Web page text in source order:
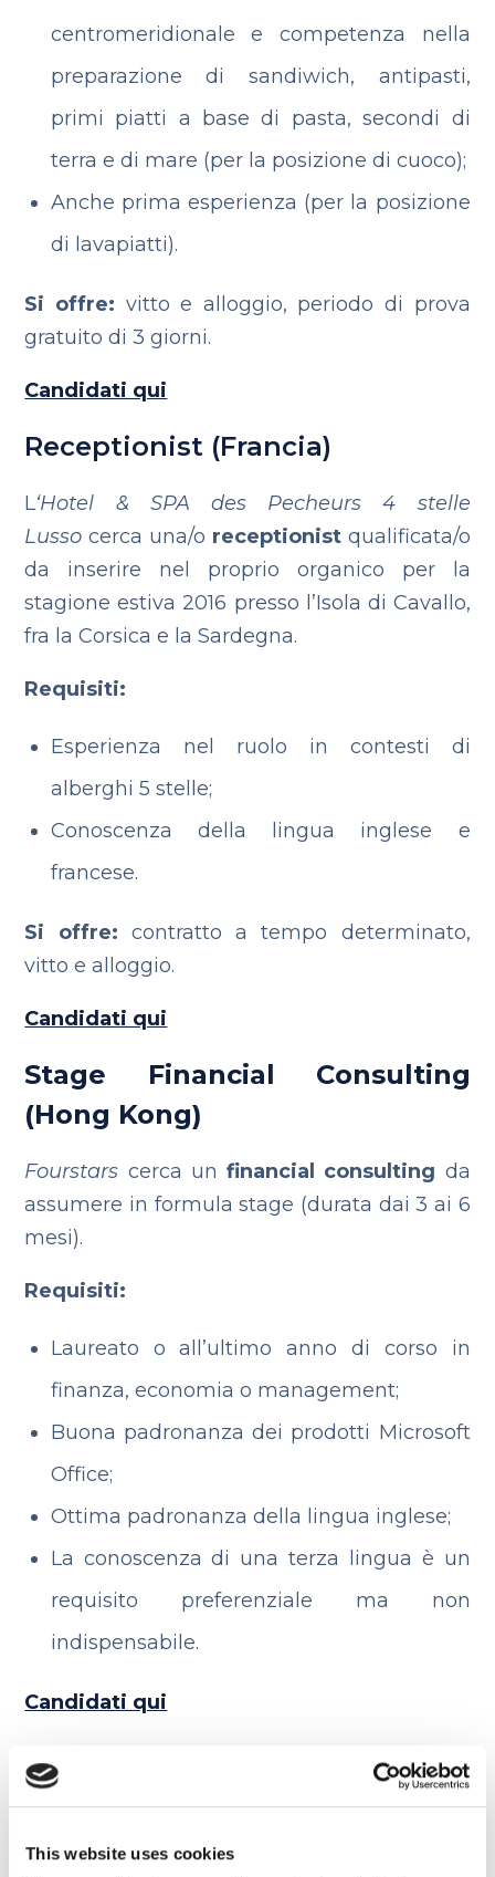
This website uses cookies
centromeridionale e competenza nella
preparazione di sandiwich, antipasti,
primi piatti a base di pasta, secondi di
terra e di mare (per la posizione di cuoco);
Anche prima esperienza (per la posizione
di lavapiatti).
Si offre: vitto e alloggio, periodo di prova
gratuito di 3 giorni.
Candidati qui
Receptionist (Francia)
L‘Hotel & SPA des Pecheurs 4 stelle
Lusso cerca una/o receptionist qualificata/o
da inserire nel proprio organico per la
stagione estiva 2016 presso l’Isola di Cavallo,
fra la Corsica e la Sardegna.
Requisiti:
Esperienza nel ruolo in contesti di
alberghi 5 stelle;
Conoscenza della lingua inglese e
francese.
Si offre: contratto a tempo determinato,
vitto e alloggio.
Candidati qui
Stage Financial Consulting
(Hong Kong)
Fourstars cerca unfinancial consulting da
assumere in formula stage (durata dai 3 ai 6
mesi).
Requisiti:
Laureato o all’ultimo anno di corso in
finanza, economia o management;
Buona padronanza dei prodotti Microsoft
Office;
Ottima padronanza della lingua inglese;
La conoscenza di una terza lingua è un
requisito preferenziale ma non
indispensabile.
Candidati qui
11 FEBBRAIO 2016